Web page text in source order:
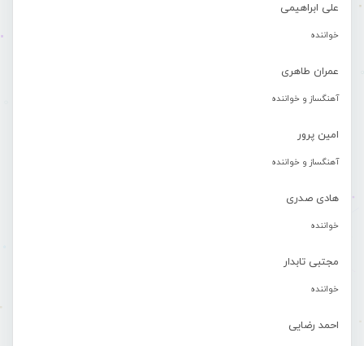
علی ابراهیمی
خواننده
عمران طاهری
آهنگساز و خواننده
امین پرور
آهنگساز و خواننده
هادی صدری
خواننده
مجتبی تابدار
خواننده
احمد رضایی